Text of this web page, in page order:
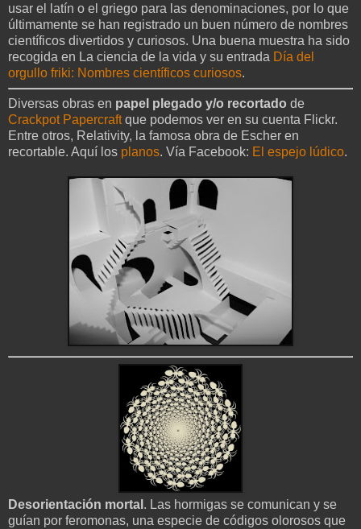
usar el latín o el griego para las denominaciones, por lo que
últimamente se han registrado un buen número de nombres
científicos divertidos y curiosos. Una buena muestra ha sido
recogida en La ciencia de la vida y su entrada Día del
orgullo friki: Nombres científicos curiosos.
Diversas obras en papel plegado y/o recortado de
Crackpot Papercraftque podemos ver en su cuenta Flickr.
Entre otros, Relativity, la famosa obra de Escher en
recortable. Aquí los planos. Vía Facebook: El espejo lúdico.
Desorientación mortal . Las hormigas se comunican y se
guían por feromonas, una especie de códigos olorosos que